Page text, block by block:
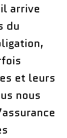
arrive
du
et leurs
nous